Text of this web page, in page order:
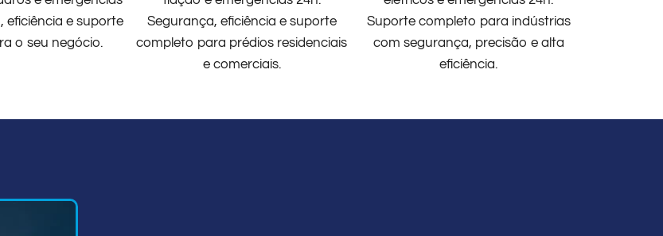
eficiência e suporte
o seu negócio.
Segurança, eficiência e suporte
completo para prédios residenciais
e comerciais.
Suporte completo para indústrias
com segurança, precisão e alta
eficiência.